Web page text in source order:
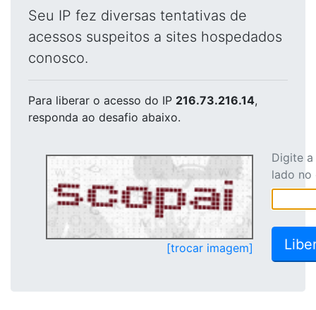
Seu IP fez diversas tentativas de
acessos suspeitos a sites hospedados
conosco.
Para liberar o acesso do IP 216.73.216.14,
responda ao desafio abaixo.
[trocar imagem]
Digite
lado no